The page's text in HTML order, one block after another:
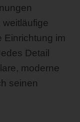
Einrichtung im
Detail
moderne
seinen